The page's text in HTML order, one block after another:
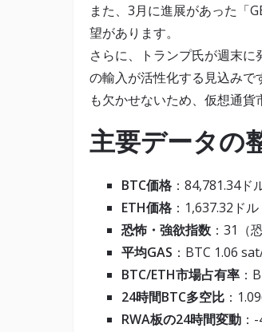
また、3月に進展があった「
望があります。
さらに、トランプ氏が週末
の輸入が活性化する見込み
も欠かせないため、仮想通貨
主要データの
BTC価格 ：84,781.34ド
ETH価格 ：1,637.32ド
恐怖・強欲指数 ：31（
平均GAS ：BTC 1.06
BTC/ETH市場占有率 ：
24時間BTC多空比 ：
RWA板の24時間変動 ：